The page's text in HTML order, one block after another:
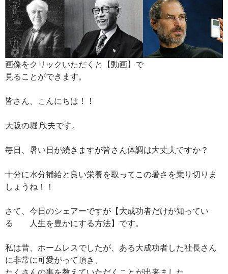
画像をクリックいただくと【動画】で
見ることができます。
皆さん、こんにちは！！
大阪の堀 欣夫です。
毎日、暑い日が続きますが皆さん体調は大丈夫ですか？
十分に水分補給と良い栄養を取ってこの暑さを乗り切りま
しょうね！！
さて、今日のシェアーですが【大成功者だけが知ってい
る 人生を豊かにする方法】です。
私は昔、ホームレスでしたが、ある大成功者した社長さん
に非常に可愛がって頂き、
たくさんの事を教えていただくことが出来ました。